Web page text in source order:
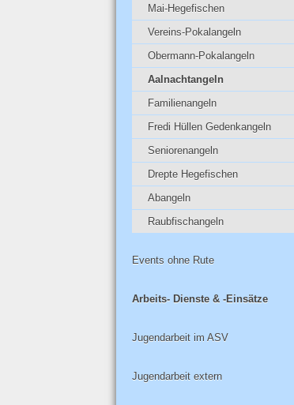
Mai-Hegefischen
Vereins-Pokalangeln
Obermann-Pokalangeln
Aalnachtangeln
Familienangeln
Fredi Hüllen Gedenkangeln
Seniorenangeln
Drepte Hegefischen
Abangeln
Raubfischangeln
Events ohne Rute
Arbeits- Dienste & -Einsätze
Jugendarbeit im ASV
Jugendarbeit extern